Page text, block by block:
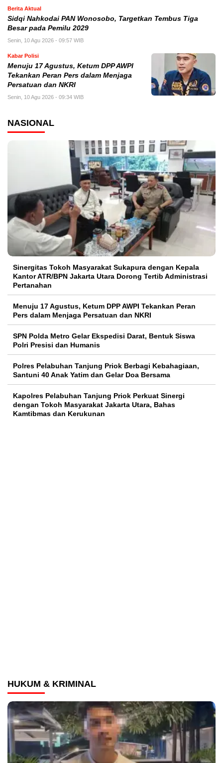
Berita Aktual
Sidqi Nahkodai PAN Wonosobo, Targetkan Tembus Tiga
Besar pada Pemilu 2029
Senin, 10 Agu 2026 - 09:57 WIB
Kabar Polisi
Menuju 17 Agustus, Ketum DPP AWPI
Tekankan Peran Pers dalam Menjaga
Persatuan dan NKRI
Senin, 10 Agu 2026 - 09:34 WIB
NASIONAL
Sinergitas Tokoh Masyarakat Sukapura dengan Kepala
Kantor ATR/BPN Jakarta Utara Dorong Tertib Administrasi
Pertanahan
Menuju 17 Agustus, Ketum DPP AWPI Tekankan Peran
Pers dalam Menjaga Persatuan dan NKRI
SPN Polda Metro Gelar Ekspedisi Darat, Bentuk Siswa
Polri Presisi dan Humanis
Polres Pelabuhan Tanjung Priok Berbagi Kebahagiaan,
Santuni 40 Anak Yatim dan Gelar Doa Bersama
Kapolres Pelabuhan Tanjung Priok Perkuat Sinergi
dengan Tokoh Masyarakat Jakarta Utara, Bahas
Kamtibmas dan Kerukunan
HUKUM & KRIMINAL